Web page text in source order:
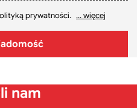
prywatności. ... więcej
nam